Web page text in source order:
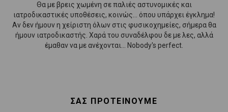
Θα με βρεις χωμένη σε παλιές αστυνομικές και
ιατροδικαστικές υποθέσεις, κοινώς... όπου υπάρχει έγκλημα!
Αν δεν ήμουν η χείριστη όλων στις φυσικοχημείες, σήμερα θα
ήμουν ιατροδικαστής. Χαρά του συναδέλφου δε με λες, αλλά
έμαθαν να με ανέχονται... Nobody's perfect.
ΣΑΣ ΠΡΟΤΕΙΝΟΥΜΕ